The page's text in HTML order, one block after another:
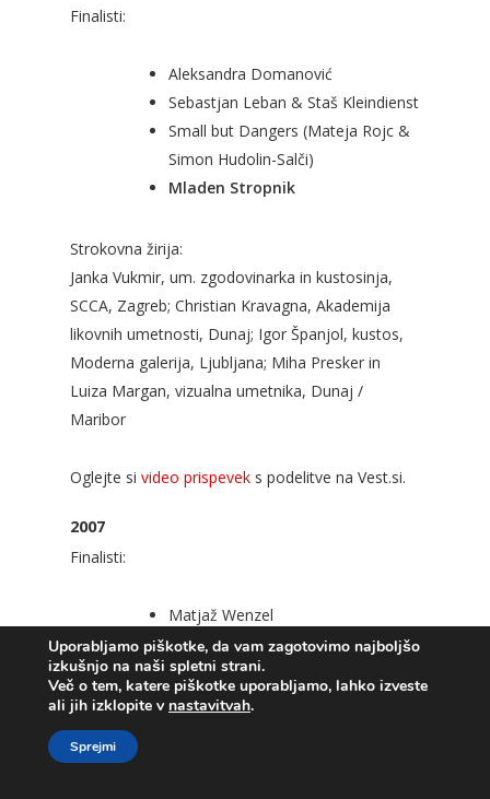
Finalisti:
Aleksandra Domanović
Sebastjan Leban & Staš Kleindienst
Small but Dangers (Mateja Rojc &
Simon Hudolin-Salči)
Mladen Stropnik
Strokovna žirija:
Janka Vukmir, um. zgodovinarka in kustosinja,
SCCA, Zagreb; Christian Kravagna, Akademija
likovnih umetnosti, Dunaj; Igor Španjol, kustos,
Moderna galerija, Ljubljana; Miha Presker in
Luiza Margan, vizualna umetnika, Dunaj /
Maribor
Oglejte si video prispevek s podelitve na Vest.si.
2007
Finalisti:
Matjaž Wenzel
Miha Presker in Luiza Margan
Jaša Mrevlje
Son:DA
Strokovna žirija:
Uporabljamo piškotke, da vam zagotovimo najboljšo
izkušnjo na naši spletni strani.
Več o tem, katere piškotke uporabljamo, lahko izveste
ali jih izklopite v nastavitvah.
Sprejmi